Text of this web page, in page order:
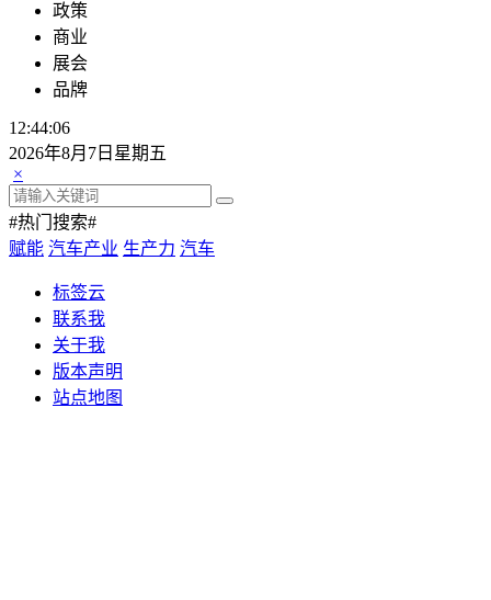
政策
商业
展会
品牌
12:44:07
2026年8月7日星期五
×
#热门搜索#
赋能 汽车产业 生产力 汽车
标签云
联系我
关于我
版本声明
站点地图